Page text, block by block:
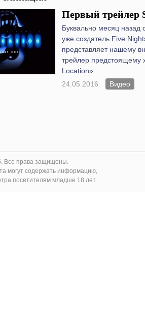
Первый трейлер
Буквально месяц назад
уже создатель Five
представляет нашему
трейлер предстоящему
Location».
24.05.2016
Видео
Все права защищены.
могут содержать информацию,
посетителям младше 18 лет